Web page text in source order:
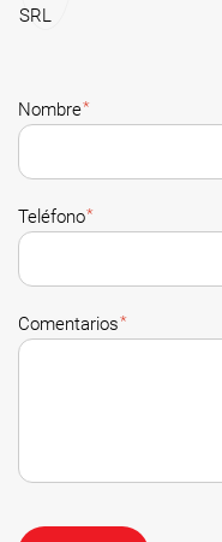
Nombre*
Teléfono*
Comentarios*